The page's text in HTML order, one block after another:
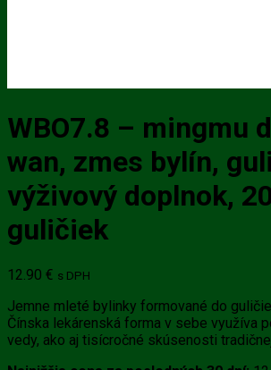
WBO7.8 – mingmu
wan, zmes bylín,
výživový doplnok,
guličiek
12.90 € s DPH
Jemne mleté bylinky formované do
Čínska lekárenská forma v sebe využíva
vedy, ako aj tisícročné skúsenosti